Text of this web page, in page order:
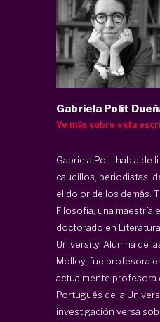
Gabriela Polit
Ve más sobre esta
Gabriela Polit habla de
caudillos, periodistas;
el dolor de los demás.
Filosofía, una maestría
doctorado en
University. Alumna de
Molloy, fue profesora
actualmente profesora
Portugués de la
investigación versa